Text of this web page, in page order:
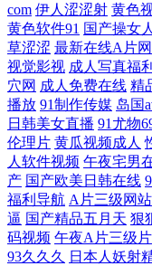
小视频 色色欧美日韩综
在线 av黑料在线 老湿机
洲精品久久 伊人久大av
啦露脸熟女 东京热导航
线观看av 欧美日韩色图
区无码 AV蜜桃久久 久久
com 伊人涩涩射 黄色
黄色软件91 国产操女人
草涩涩 最新在线A片
视觉影视 成人写真福利
穴网 成人免费在线 精
播放 91制作传媒 岛国
日韩美女直播 91尤物
伦理片 黄瓜视频成人
人软件视频 午夜宅男
产 国产欧美日韩在线
福利导航 A片三级网站
逼 国产精品五月天 狠
码视频 午夜A片三级片
93久久久
日本人妖射